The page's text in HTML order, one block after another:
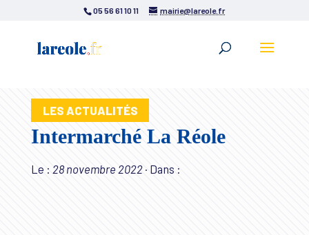
05 56 61 10 11 mairie@lareole.fr
LES ACTUALITÉS
Intermarché La Réole
Le : 28 novembre 2022· Dans :